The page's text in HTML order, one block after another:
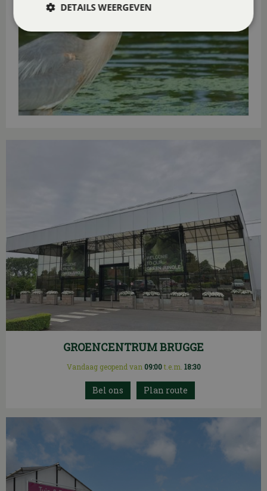
GROENCENTRUM BRUGGE
Vandaag geopend van 09:00t.e.m. 18:30
Plan route
DETAILS WEERGEVEN